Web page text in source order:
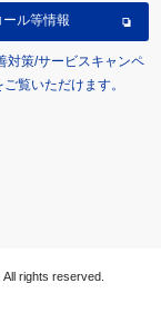
ール等情報
対策/サービスキャンペ
覧いただけます。
rights reserved.